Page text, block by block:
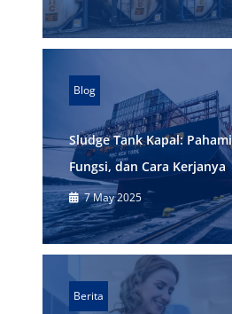
Blog
Sludge Tank Kapal:
Fungsi, dan Cara Kerjanya
7 May 2025
Berita